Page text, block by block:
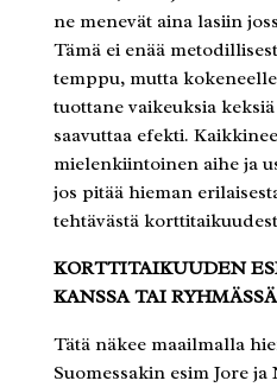
ne menevät aina lasiin
Tämä ei enää
temppu, mutta
tuottane vaikeuksia
saavuttaa efekti.
mielenkiintoinen aihe ja
jos pitää hieman
tehtävästä
KORTTITAIKUUDEN
KANSSA TAI RYHMÄSSÄ
Tätä näkee maailmalla
Suomessakin esim Jore